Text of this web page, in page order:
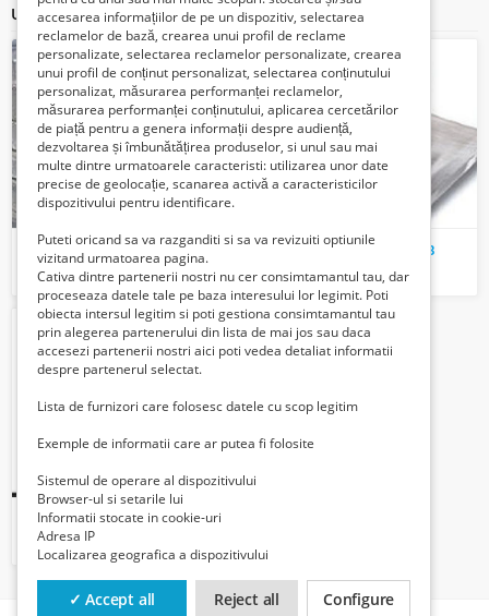
Ultimele articole ale acestui vânzător
LINGOURI DIN PLUMB
Verifica cu vanzatorul
TABLA/ FOLIE DIN PLUMB
Verifica cu vanzatorul
caramizi din plumb
accesarea informațiilor de pe un dispozitiv, selectarea
reclamelor de bază, crearea unui profil de reclame
personalizate, selectarea reclamelor personalizate, crearea
unui profil de conținut personalizat, selectarea conținutului
personalizat, măsurarea performanței reclamelor,
măsurarea performanței conținutului, aplicarea cercetărilor
de piață pentru a genera informații despre audiență,
dezvoltarea și îmbunătățirea produselor, si unul sau mai
multe dintre urmatoarele caracteristi: utilizarea unor date
precise de geolocație, scanarea activă a caracteristicilor
dispozitivului pentru identificare.
Puteti oricand sa va razganditi si sa va revizuiti optiunile
vizitand urmatoarea pagina.
Cativa dintre partenerii nostri nu cer consimtamantul tau, dar
proceseaza datele tale pe baza interesului lor legimit. Poti
obiecta intersul legitim si poti gestiona consimtamantul tau
prin alegerea partenerului din lista de mai jos sau daca
accesezi partenerii nostri aici poti vedea detaliat informatii
despre partenerul selectat.
Lista de furnizori care folosesc datele cu scop legitim
Exemple de informatii care ar putea fi folosite
Sistemul de operare al dispozitivului
Browser-ul si setarile lui
Informatii stocate in cookie-uri
Adresa IP
Localizarea geografica a dispozitivului
✓ Accept all Reject all Configure